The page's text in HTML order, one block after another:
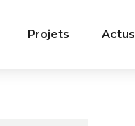
Projets Actus